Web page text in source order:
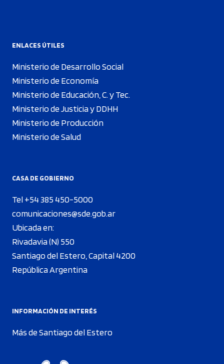
ENLACES ÚTILES
Ministerio de Desarrollo Social
Ministerio de Economía
Ministerio de Educación, C. y Tec.
Ministerio de Justicia y DDHH
Ministerio de Producción
Ministerio de Salud
CASA DE GOBIERNO
Tel +54 385 450-5000
comunicaciones@sde.gob.ar
Ubicada en:
Rivadavia (N) 550
Santiago del Estero, Capital 4200
República Argentina
INFORMACIÓN DE INTERÉS
Más de Santiago del Estero